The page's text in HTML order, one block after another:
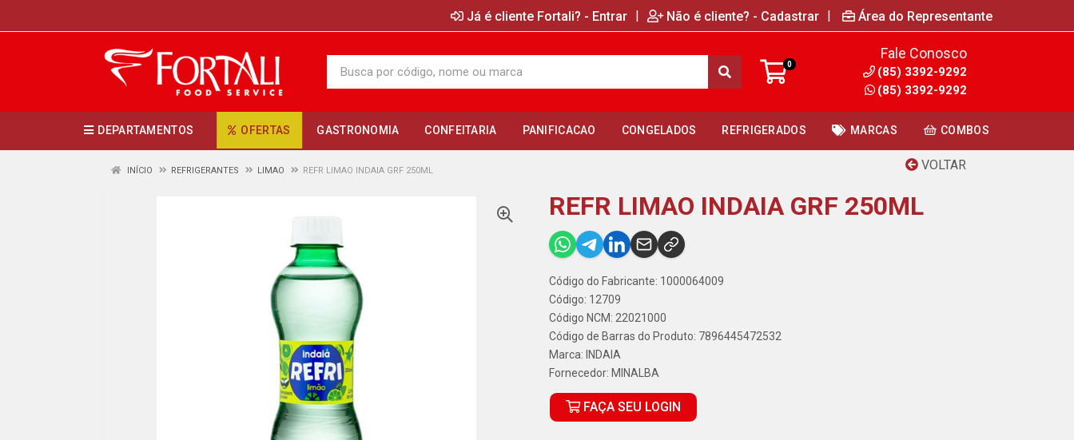
Já é cliente Fortali? - Entrar | Não é cliente? - Cadastrar | Área do Representante
0
Fale Conosco
(85) 3392-9292
(85) 3392-9292
DEPARTAMENTOS OFERTAS GASTRONOMIA CONFEITARIA PANIFICACAO CONGELADOS REFRIGERADOS MARCAS COMBOS
VOLTAR
INÍCIO REFRIGERANTES LIMAO REFR LIMAO INDAIA GRF 250ML
REFR LIMAO INDAIA GRF 250ML
Código do Fabricante: 1000064009
Código: 12709
Código NCM: 22021000
Código de Barras do Produto: 7896445472532
Marca: INDAIA
Fornecedor: MINALBA
FAÇA SEU LOGIN